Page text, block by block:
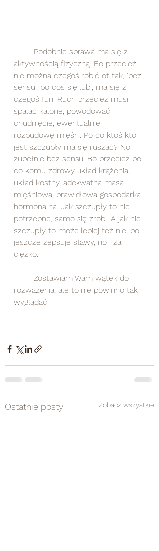
aktywnością fizyczną. Bo przecież
nie można czegoś robić ot tak, 'bez
sensu', bo coś się lubi, ma się z
czegoś fun. Ruch przecież musi
spalać kalorie, powodować
chudnięcie, ewentualnie
rozbudowę mięśni. Po co ktoś kto
jest szczupły ma się ruszać? No
zupełnie bez sensu. Bo przecież po
co komu zdrowy układ krążenia,
układ kostny, adekwatna masa
mięśniowa, prawidłowa gospodarka
hormonalna. Jak szczupły to nie
potrzebne, samo się zrobi. A jak nie
szczupły to może lepiej też nie, bo
jeszcze zepsuje stawy, no i za
ciężko.
rozważenia, ale to nie powinno tak
wyglądać.
Ostatnie posty Zobacz wszystkie